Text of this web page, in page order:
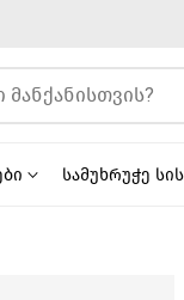
სამუხრუჭე